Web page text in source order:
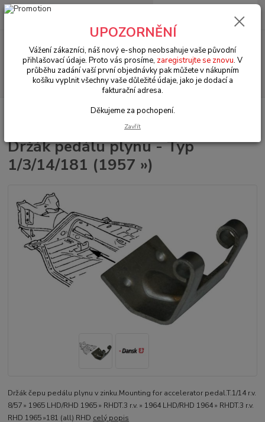
Menu
Hledat
+420 602 330 329
0 Kč
VW 181 Kübelwagen Šasi (Chassis)
Držák pedálu plynu - Typ
1/3/14/181 (1957 »)
Držák čepu pedálu plynu v zinku.Mounting for accelerator pedal.T.1/14 r.v.
8/57 » 1965 LHD/RHD 1965 » RHDT.3 r.v. » 1964 LHD/RHD 1964 » RHDT.3 r.v.
RHD 1965 »181 (all) RHD celý popis
UPOZORNĚNÍ
Vážení zákazníci, náš nový e-shop neobsahuje vaše původní
přihlašovací údaje. Proto vás prosíme, zaregistrujte se znovu. V
průběhu zadání vaší první objednávky pak můžete v nákupním
košíku vyplnit všechny vaše důležité údaje, jako je dodací a
fakturační adresa.
Děkujeme za pochopení.
Zavřít